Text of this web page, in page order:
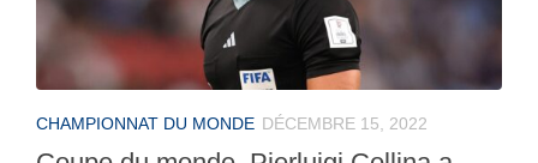
CHAMPIONNAT DU MONDE DÉCEMBRE 15, 2022